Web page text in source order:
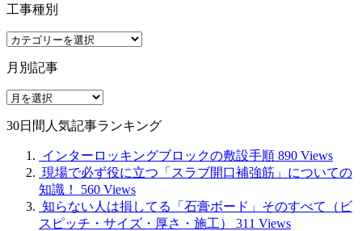
工事種別
工
種
別
月別記事
月
記
30日間人気記事ランキング
インターロッキングブロックの敷設手順 890 Views
現場で必ず役に立つ「スラブ開口補強筋」についての
知識！
560 Views
知らない人は損してる「石膏ボード」そのすべて（ビ
スピッチ・サイズ・厚さ・施工）
311 Views